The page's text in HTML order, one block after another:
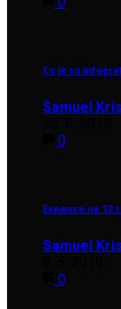
Co je to
Samuel
0
Expanze na 12
Samuel
0